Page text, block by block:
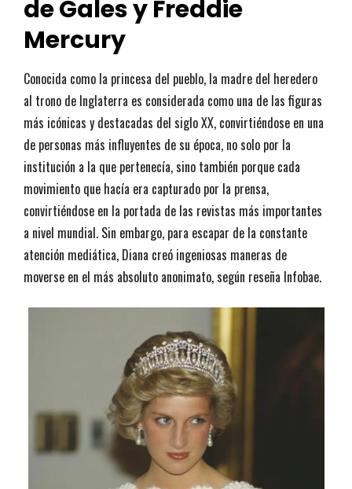
de Gales y Freddie
Mercury
Conocida como la princesa del pueblo, la madre del heredero
al trono de Inglaterra es considerada como una de las figuras
más icónicas y destacadas del siglo XX, convirtiéndose en una
de personas más influyentes de su época, no solo por la
institución a la que pertenecía, sino también porque cada
movimiento que hacía era capturado por la prensa,
convirtiéndose en la portada de las revistas más importantes
a nivel mundial. Sin embargo, para escapar de la constante
atención mediática, Diana creó ingeniosas maneras de
moverse en el más absoluto anonimato, según reseña Infobae.